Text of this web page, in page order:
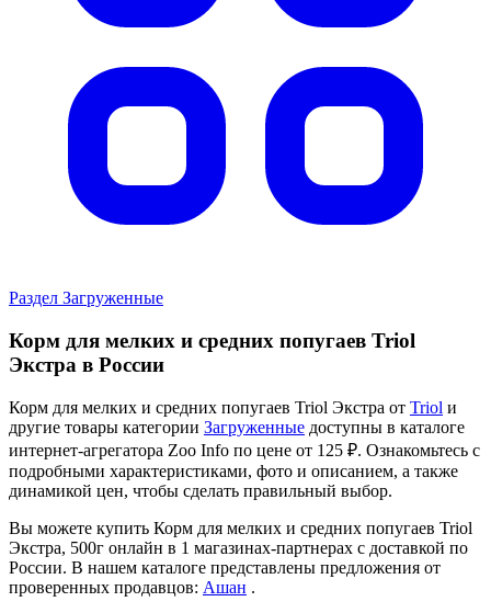
Раздел Загруженные
Корм для мелких и средних попугаев Triol
Экстра в России
Корм для мелких и средних попугаев Triol Экстра от Triol и
другие товары категории Загруженные доступны в каталоге
интернет-агрегатора Zoo Info по цене от 125 ₽. Ознакомьтесь с
подробными характеристиками, фото и описанием, а также
динамикой цен, чтобы сделать правильный выбор.
Вы можете купить Корм для мелких и средних попугаев Triol
Экстра, 500г онлайн в 1 магазинах-партнерах с доставкой по
России. В нашем каталоге представлены предложения от
проверенных продавцов: Ашан .